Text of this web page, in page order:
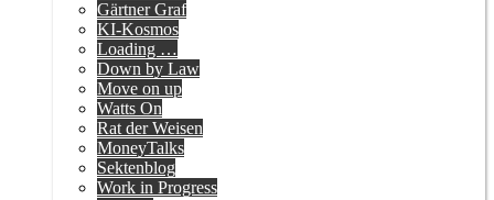
Gärtner Graf
KI-Kosmos
Loading …
Down by Law
Move on up
Watts On
Rat der Weisen
MoneyTalks
Sektenblog
Work in Progress